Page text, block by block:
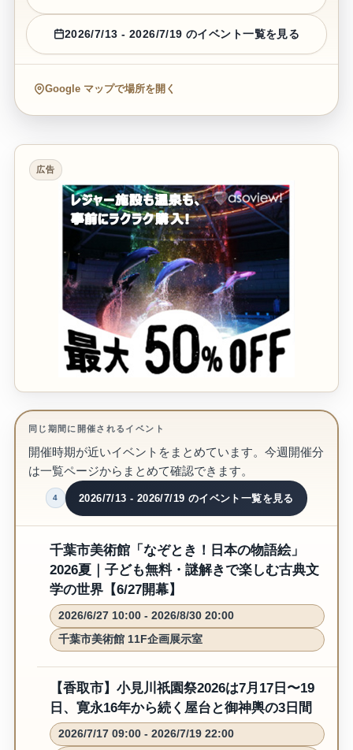
2026/7/13 - 2026/7/19 のイベント一覧を見る
Google マップで場所を開く
広告
同じ期間に開催されるイベント
開催時期が近いイベントをまとめています。今週開催分
は一覧ページからまとめて確認できます。
4 2026/7/13 - 2026/7/19 のイベント一覧を見る
千葉市美術館「なぞとき！日本の物語絵」
2026夏｜子ども無料・謎解きで楽しむ古典文
学の世界【6/27開幕】
2026/6/27 10:00 - 2026/8/30 20:00
千葉市美術館 11F企画展示室
【香取市】小見川祇園祭2026は7月17日〜19
日、寛永16年から続く屋台と御神輿の3日間
2026/7/17 09:00 - 2026/7/19 22:00